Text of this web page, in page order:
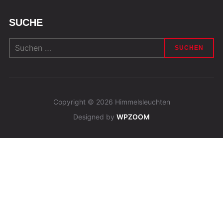
SUCHE
Suchen
nach:
Copyright © 2026 Himmelsleuchten
Designed by WPZOOM